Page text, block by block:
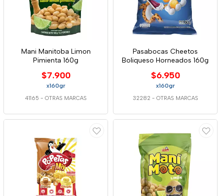
Mani Manitoba Limon
Pimienta 160g
$7.900
x160gr
41165 - OTRAS MARCAS
Pasabocas Cheetos
Boliqueso Horneados 160g
$6.950
x160gr
32282 - OTRAS MARCAS